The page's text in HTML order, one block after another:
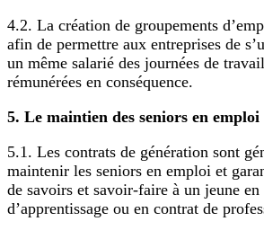
4.2. La création de groupements
afin de permettre aux entreprises de
un même salarié des journées de
rémunérées en conséquence.
5. Le maintien des seniors en emploi
5.1. Les contrats de génération sont
maintenir les seniors en emploi et
de savoirs et savoir-faire à un jeune en
d’apprentissage ou en contrat de